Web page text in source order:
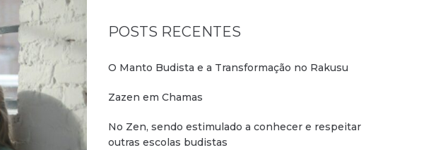
POSTS RECENTES
O Manto Budista e a Transformação no Rakusu
Zazen em Chamas
No Zen, sendo estimulado a conhecer e respeitar
outras escolas budistas